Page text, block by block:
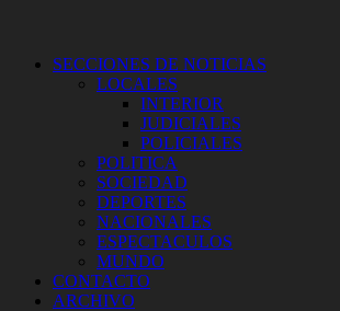
SECCIONES DE NOTICIAS
LOCALES
INTERIOR
JUDICIALES
POLICIALES
POLITICA
SOCIEDAD
DEPORTES
NACIONALES
ESPECTACULOS
MUNDO
CONTACTO
ARCHIVO